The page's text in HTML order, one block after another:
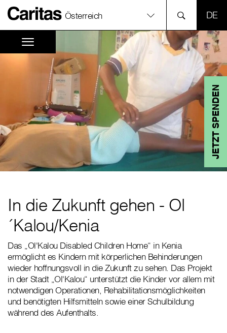
Österreich
JETZT SPENDEN
In die Zukunft gehen - Ol
´Kalou/Kenia
Das „Ol'Kalou Disabled Children Home“ in Kenia
ermöglicht es Kindern mit körperlichen Behinderungen
wieder hoffnungsvoll in die Zukunft zu sehen. Das Projekt
in der Stadt „Ol'Kalou“ unterstützt die Kinder vor allem mit
notwendigen Operationen, Rehabilitationsmöglichkeiten
und benötigten Hilfsmitteln sowie einer Schulbildung
während des Aufenthalts.